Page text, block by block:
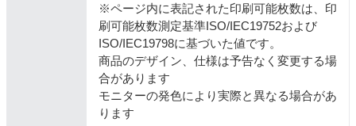
※ページ内に表記された印刷可能枚数は、印
刷可能枚数測定基準ISO/IEC19752および
ISO/IEC19798に基づいた値です。
商品のデザイン、仕様は予告なく変更する場
合があります
モニターの発色により実際と異なる場合があ
ります